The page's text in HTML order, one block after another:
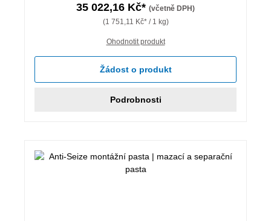
35 022,16 Kč* (včetně DPH)
(1 751,11 Kč* / 1 kg)
Ohodnotit produkt
Žádost o produkt
Podrobnosti